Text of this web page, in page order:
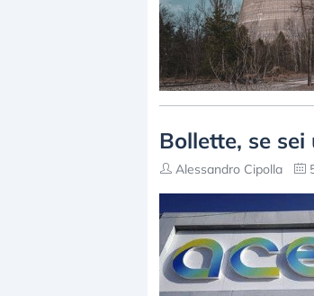
Bollette, se
Alessandro Cipolla